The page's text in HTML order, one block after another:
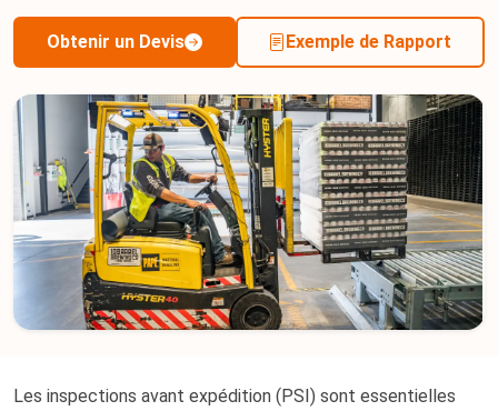
Obtenir un Devis Exemple de Rapport
Les inspections avant expédition (PSI) sont essentielles